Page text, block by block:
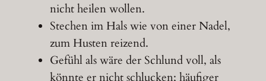
nicht heilen wollen.
Stechen im Hals wie von einer Nadel,
zum Husten reizend.
Gefühl als wäre der Schlund voll, als
könnte er nicht schlucken; häufiger